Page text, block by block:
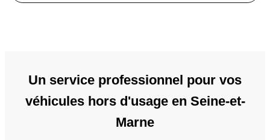
Un service professionnel pour vos
véhicules hors d'usage en Seine-et-
Marne